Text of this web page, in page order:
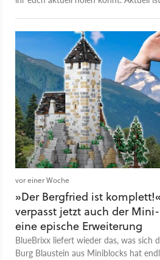
vor einer Woche
»Der Bergfried ist
verpasst jetzt auch der
eine epische Erweiterung
BlueBrixx liefert wieder das, was sich
Burg Blaustein aus Miniblocks hat